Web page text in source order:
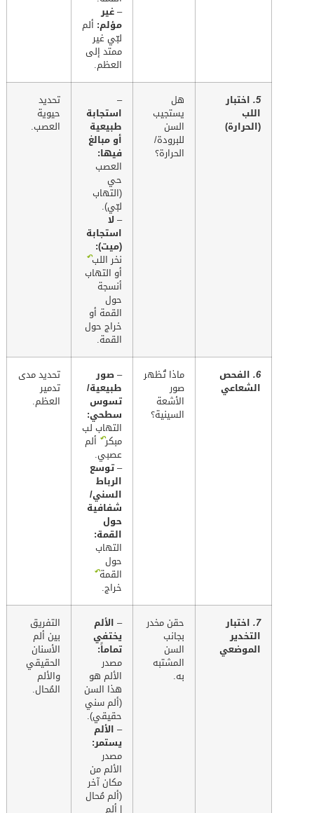
–غير
مؤلم: ألم
لبّي غير
ممتد إلى
العظم.
5. اختبار
اللب
(الحرارة)
هل
يستجيب
السن
للبرودة/
الحرارة؟
–
استجابة
طبيعية
أو مبالغ
فيها:
العصب
حي
(التهاب
لبّي).
– لا
استجابة
(ميت):
نخر اللب↶
أو التهاب
أنسجة
حول
القمة أو
خراج حول
القمة.
تحديد
حيوية
العصب.
6. الفحص
الشعاعي
ماذا تُظهر
صور
الأشعة
السينية؟
–صور
طبيعية/
تسوس
سطحي:
التهاب لب
مبكر↶ ألم
عصبي.
–توسع
الرباط
السني/
شفافية
حول
القمة:
التهاب
حول
القمة↶
خراج.
تحديد مدى
تدمير
العظم.
7. اختبار
التخدير
الموضعي
حقن مخدر
بجانب
السن
المشتبه
به.
– الألم
يختفي
تماماً:
مصدر
الألم هو
هذا السن
(ألم سني
حقيقي).
– الألم
يستمر:
مصدر
الألم من
مكان آخر
(ألم مُحال
| ألم
التفريق
بين ألم
الأسنان
الحقيقي
والألم
المُحال.